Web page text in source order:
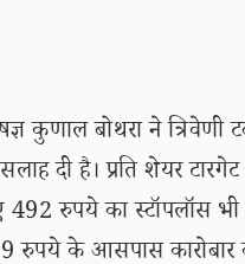
कुणाल बोथरा ने त्रिवेणी
दी है। प्रति शेयर
रुपये का स्टॉपलॉस भी
के आसपास कारोबार